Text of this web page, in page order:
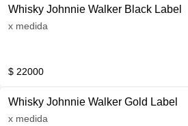
Whisky Johnnie Walker Black Label
x medida
$ 22000
Whisky Johnnie Walker Gold Label
x medida